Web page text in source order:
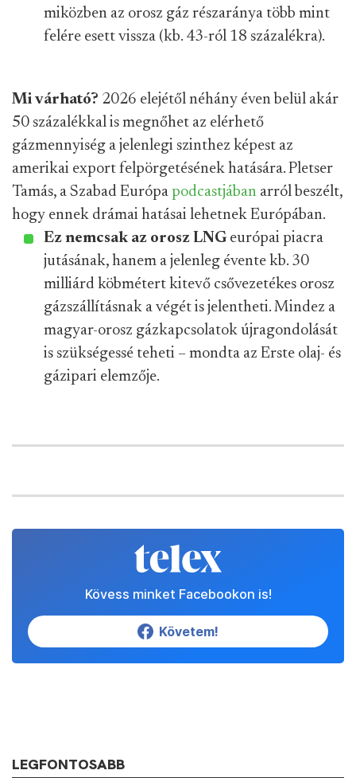
miközben az orosz gáz részaránya több mint
felére esett vissza (kb. 43-ról 18 százalékra).
Mi várható? 2026 elejétől néhány éven belül akár
50 százalékkal is megnőhet az elérhető
gázmennyiség a jelenlegi szinthez képest az
amerikai export felpörgetésének hatására. Pletser
Tamás, a Szabad Európa podcastjában arról beszélt,
hogy ennek drámai hatásai lehetnek Európában.
Ez nemcsak az orosz LNG európai piacra
jutásának, hanem a jelenleg évente kb. 30
milliárd köbmétert kitevő csővezetékes orosz
gázszállításnak a végét is jelentheti. Mindez a
magyar-orosz gázkapcsolatok újragondolását
is szükségessé teheti – mondta az Erste olaj- és
gázipari elemzője.
Kövess minket Facebookon is!
Követem!
LEGFONTOSABB